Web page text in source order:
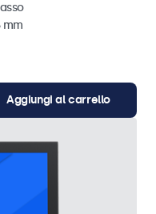
mm
Aggiungi al carrello